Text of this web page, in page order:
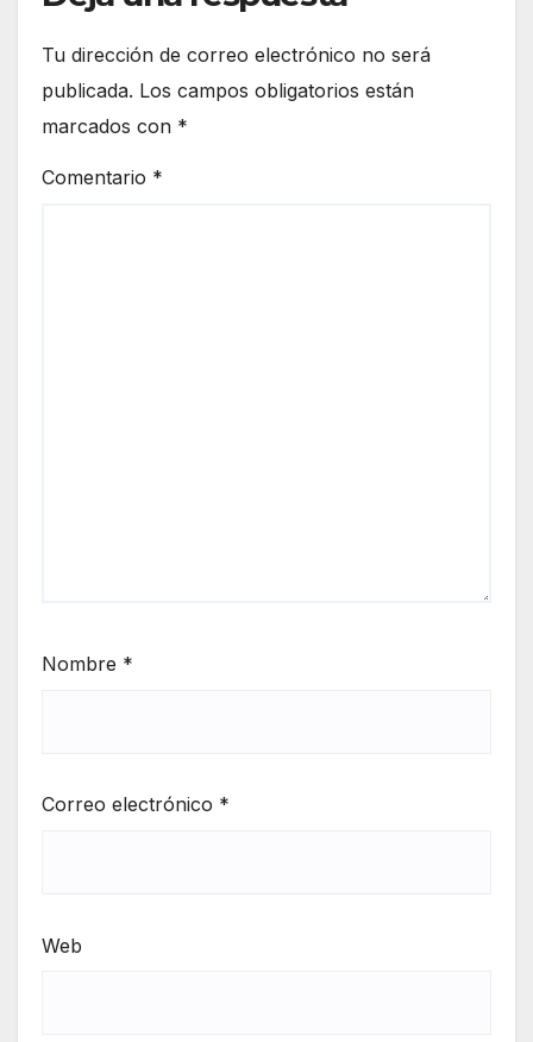
Tu dirección de correo electrónico no será
publicada. Los campos obligatorios están
marcados con *
Comentario *
Nombre *
Correo electrónico *
Web